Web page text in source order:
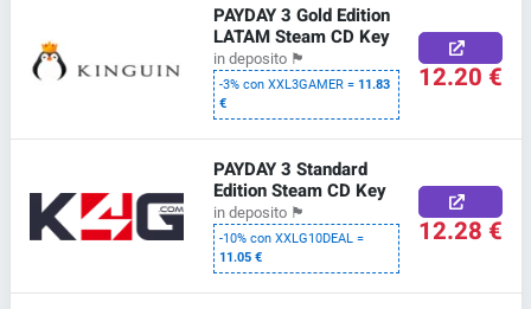
PAYDAY 3 Gold Edition
LATAM Steam CD Key
in deposito 🏴
-3% con XXL3GAMER =11.83
€
12.20 €
PAYDAY 3 Standard
Edition Steam CD Key
in deposito 🏴
-10% con XXLG10DEAL =
11.05 €
12.28 €